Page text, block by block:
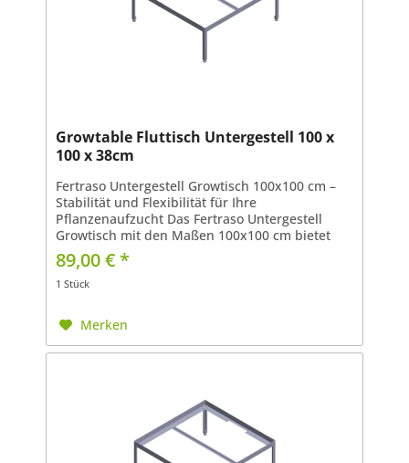
Growtable Fluttisch Untergestell 100 x
100 x 38cm
Fertraso Untergestell Growtisch 100x100 cm –
Stabilität und Flexibilität für Ihre
Pflanzenaufzucht Das Fertraso Untergestell
Growtisch mit den Maßen 100x100 cm bietet
die ideale Basis für Ihre Pflanzenzucht.
Entwickelt für Hobbygärtner...
89,00 € *
1 Stück
Merken